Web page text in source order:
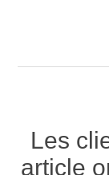
Les
article